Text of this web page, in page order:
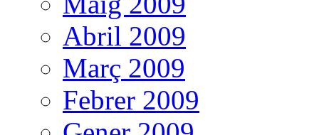
Abril 2009
Març 2009
Febrer 2009